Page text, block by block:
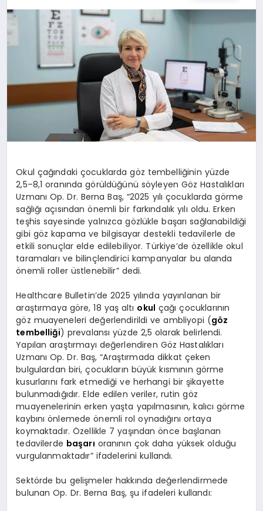
Okul çağındaki çocuklarda göz tembelliğinin yüzde
2,5–8,1 oranında görüldüğünü söyleyen Göz Hastalıkları
Uzmanı Op. Dr. Berna Baş, “2025 yılı çocuklarda görme
sağlığı açısından önemli bir farkındalık yılı oldu. Erken
teşhis sayesinde yalnızca gözlükle başarı sağlanabildiği
gibi göz kapama ve bilgisayar destekli tedavilerle de
etkili sonuçlar elde edilebiliyor. Türkiye’de özellikle okul
taramaları ve bilinçlendirici kampanyalar bu alanda
önemli roller üstlenebilir” dedi.
Healthcare Bulletin’de 2025 yılında yayınlanan bir
araştırmaya göre, 18 yaş altı okul çağı çocuklarının
göz muayeneleri değerlendirildi ve ambliyopi (göz
tembelliği) prevalansı yüzde 2,5 olarak belirlendi.
Yapılan araştırmayı değerlendiren Göz Hastalıkları
Uzmanı Op. Dr. Baş, “Araştırmada dikkat çeken
bulgulardan biri, çocukların büyük kısmının görme
kusurlarını fark etmediği ve herhangi bir şikayette
bulunmadığıdır. Elde edilen veriler, rutin göz
muayenelerinin erken yaşta yapılmasının, kalıcı görme
kaybını önlemede önemli rol oynadığını ortaya
koymaktadır. Özellikle 7 yaşından önce başlanan
tedavilerde başarı oranının çok daha yüksek olduğu
vurgulanmaktadır” ifadelerini kullandı.
Sektörde bu gelişmeler hakkında değerlendirmede
bulunan Op. Dr. Berna Baş, şu ifadeleri kullandı: